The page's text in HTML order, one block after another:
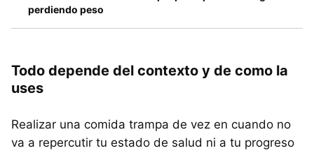
perdiendo peso
Todo depende del contexto y de como la
uses
Realizar una comida trampa de vez en cuando no
va a repercutir tu estado de salud ni a tu progreso